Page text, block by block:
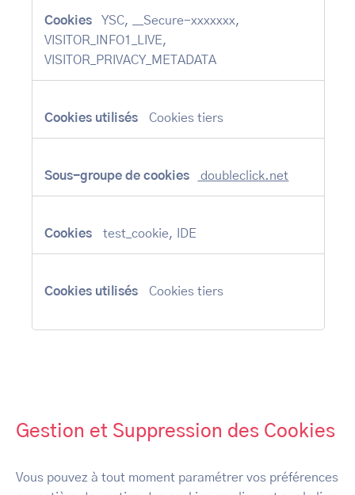
YSC, __Secure-xxxxxxx,
VISITOR_INFO1_LIVE,
VISITOR_PRIVACY_METADATA
Cookies tiers
doubleclick.net
test_cookie, IDE
Cookies tiers
Gestion et Suppression des Cookies
Vous pouvez à tout moment paramétrer vos préférences